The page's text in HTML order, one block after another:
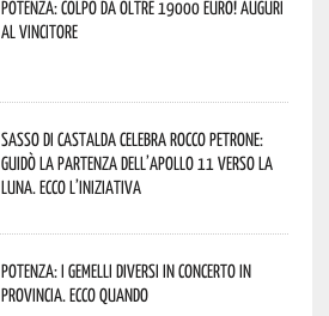
Potenza: colpo da oltre 19000 Euro! Auguri
al vincitore
Sasso di Castalda celebra Rocco Petrone:
guidò la partenza dell’Apollo 11 verso la
Luna. Ecco l’iniziativa
Potenza: i Gemelli DiVersi in concerto in
provincia. Ecco quando